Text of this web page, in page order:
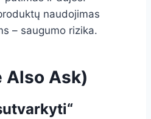
naudojimas
– saugumo rizika.
Also Ask)